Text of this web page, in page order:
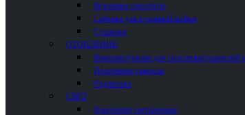
Кухонные смесители
Сифоны для кухонной мойки
Сушилки
ОТОПЛЕНИЕ
Комплектующие для полотенцесушителей
Полотенцесушители
Радиаторы
СВЕТ
Напольные светильники